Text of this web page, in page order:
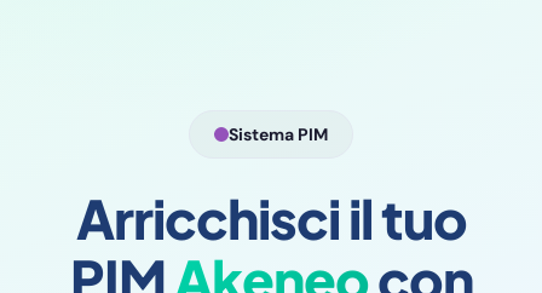
Sistema PIM
Arricchisci il tuo
PIMAkeneocon